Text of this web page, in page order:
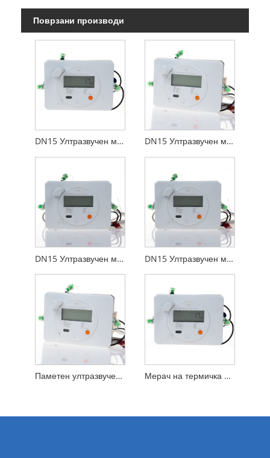
Поврзани производи
DN15 Ултразвучен мерач на топлина RS485 Modbus DN15 Ултразвучен мерач на топлина со М-автобус и влезен пулс
DN15 Ултразвучен мерач на топлина со Лора или Лоравам DN15 Ултразвучен мерач на топлина RS485 Modbus
Паметен ултразвучен мерач на топлина за систем за греење и ладење Мерач на термичка енергија за систем за греење и ладење